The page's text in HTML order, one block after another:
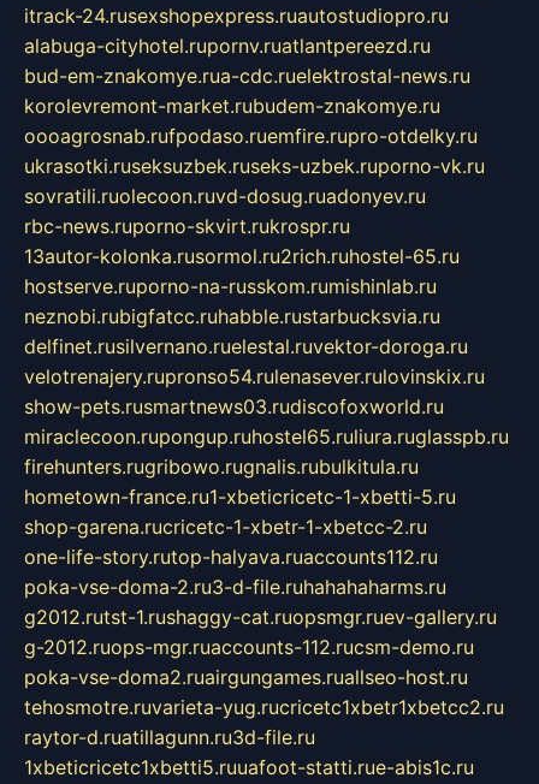
itrack-24.rusexshopexpress.ruautostudiopro.ru
alabuga-cityhotel.rupornv.ruatlantpereezd.ru
bud-em-znakomye.rua-cdc.ruelektrostal-news.ru
korolevremont-market.rubudem-znakomye.ru
oooagrosnab.rufpodaso.ruemfire.rupro-otdelky.ru
ukrasotki.ruseksuzbek.ruseks-uzbek.ruporno-vk.ru
sovratili.ruolecoon.ruvd-dosug.ruadonyev.ru
rbc-news.ruporno-skvirt.rukrospr.ru
13autor-kolonka.rusormol.ru2rich.ruhostel-65.ru
hostserve.ruporno-na-russkom.rumishinlab.ru
neznobi.rubigfatcc.ruhabble.rustarbucksvia.ru
delfinet.rusilvernano.ruelestal.ruvektor-doroga.ru
velotrenajery.rupronso54.rulenasever.rulovinskix.ru
show-pets.rusmartnews03.rudiscofoxworld.ru
miraclecoon.rupongup.ruhostel65.ruliura.ruglasspb.ru
firehunters.rugribowo.rugnalis.rubulkitula.ru
hometown-france.ru1-xbeticricetc-1-xbetti-5.ru
shop-garena.rucricetc-1-xbetr-1-xbetcc-2.ru
one-life-story.rutop-halyava.ruaccounts112.ru
poka-vse-doma-2.ru3-d-file.ruhahahaharms.ru
g2012.rutst-1.rushaggy-cat.ruopsmgr.ruev-gallery.ru
g-2012.ruops-mgr.ruaccounts-112.rucsm-demo.ru
poka-vse-doma2.ruairgungames.ruallseo-host.ru
tehosmotre.ruvarieta-yug.rucricetc1xbetr1xbetcc2.ru
raytor-d.ruatillagunn.ru3d-file.ru
1xbeticricetc1xbetti5.ruuafoot-statti.rue-abis1c.ru